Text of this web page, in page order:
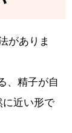
がありま
、精子が自
に近い形で